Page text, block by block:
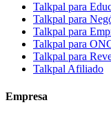
Talkpal para
Talkpal para
Talkpal para
Talkpal para
Talkpal para
Talkpal Afiliado
Empresa